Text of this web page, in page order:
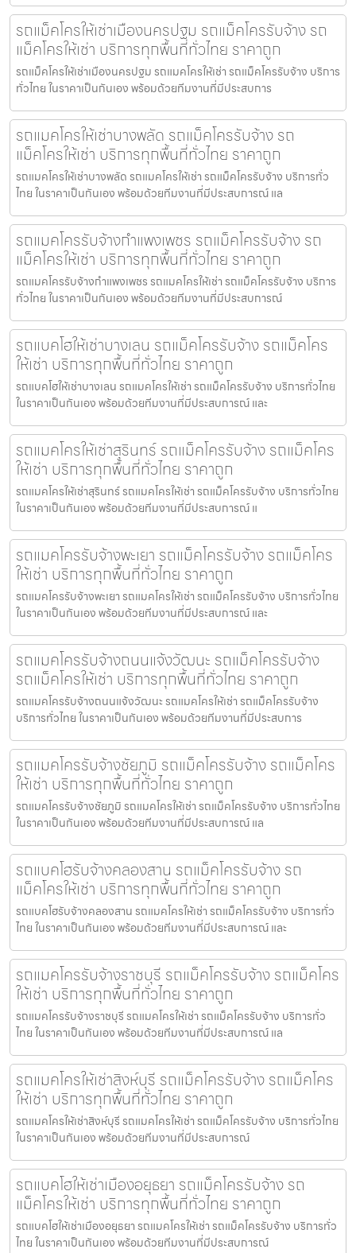
รถแม็คโครให้เช่าเมืองนครปฐม รถแม็คโครรับจ้าง รถ
แม็คโครให้เช่า บริการทุกพื้นที่ทั่วไทย ราคาถูก
รถแม็คโครให้เช่าเมืองนครปฐม รถแมคโครให้เช่า รถแม็คโครรับจ้าง บริการ
ทั่วไทย ในราคาเป็นกันเอง พร้อมด้วยทีมงานที่มีประสบการ
รถแมคโครให้เช่าบางพลัด รถแม็คโครรับจ้าง รถ
แม็คโครให้เช่า บริการทุกพื้นที่ทั่วไทย ราคาถูก
รถแมคโครให้เช่าบางพลัด รถแมคโครให้เช่า รถแม็คโครรับจ้าง บริการทั่ว
ไทย ในราคาเป็นกันเอง พร้อมด้วยทีมงานที่มีประสบการณ์ แล
รถแมคโครรับจ้างกำแพงเพชร รถแม็คโครรับจ้าง รถ
แม็คโครให้เช่า บริการทุกพื้นที่ทั่วไทย ราคาถูก
รถแมคโครรับจ้างกำแพงเพชร รถแมคโครให้เช่า รถแม็คโครรับจ้าง บริการ
ทั่วไทย ในราคาเป็นกันเอง พร้อมด้วยทีมงานที่มีประสบการณ์
รถแบคโฮให้เช่าบางเลน รถแม็คโครรับจ้าง รถแม็คโคร
ให้เช่า บริการทุกพื้นที่ทั่วไทย ราคาถูก
รถแบคโฮให้เช่าบางเลน รถแมคโครให้เช่า รถแม็คโครรับจ้าง บริการทั่วไทย
ในราคาเป็นกันเอง พร้อมด้วยทีมงานที่มีประสบการณ์ และ
รถแมคโครให้เช่าสุรินทร์ รถแม็คโครรับจ้าง รถแม็คโคร
ให้เช่า บริการทุกพื้นที่ทั่วไทย ราคาถูก
รถแมคโครให้เช่าสุรินทร์ รถแมคโครให้เช่า รถแม็คโครรับจ้าง บริการทั่วไทย
ในราคาเป็นกันเอง พร้อมด้วยทีมงานที่มีประสบการณ์ แ
รถแมคโครรับจ้างพะเยา รถแม็คโครรับจ้าง รถแม็คโคร
ให้เช่า บริการทุกพื้นที่ทั่วไทย ราคาถูก
รถแมคโครรับจ้างพะเยา รถแมคโครให้เช่า รถแม็คโครรับจ้าง บริการทั่วไทย
ในราคาเป็นกันเอง พร้อมด้วยทีมงานที่มีประสบการณ์ และ
รถแมคโครรับจ้างถนนแจ้งวัฒนะ รถแม็คโครรับจ้าง
รถแม็คโครให้เช่า บริการทุกพื้นที่ทั่วไทย ราคาถูก
รถแมคโครรับจ้างถนนแจ้งวัฒนะ รถแมคโครให้เช่า รถแม็คโครรับจ้าง
บริการทั่วไทย ในราคาเป็นกันเอง พร้อมด้วยทีมงานที่มีประสบการ
รถแมคโครรับจ้างชัยภูมิ รถแม็คโครรับจ้าง รถแม็คโคร
ให้เช่า บริการทุกพื้นที่ทั่วไทย ราคาถูก
รถแมคโครรับจ้างชัยภูมิ รถแมคโครให้เช่า รถแม็คโครรับจ้าง บริการทั่วไทย
ในราคาเป็นกันเอง พร้อมด้วยทีมงานที่มีประสบการณ์ แล
รถแบคโฮรับจ้างคลองสาน รถแม็คโครรับจ้าง รถ
แม็คโครให้เช่า บริการทุกพื้นที่ทั่วไทย ราคาถูก
รถแบคโฮรับจ้างคลองสาน รถแมคโครให้เช่า รถแม็คโครรับจ้าง บริการทั่ว
ไทย ในราคาเป็นกันเอง พร้อมด้วยทีมงานที่มีประสบการณ์ และ
รถแมคโครรับจ้างราชบุรี รถแม็คโครรับจ้าง รถแม็คโคร
ให้เช่า บริการทุกพื้นที่ทั่วไทย ราคาถูก
รถแมคโครรับจ้างราชบุรี รถแมคโครให้เช่า รถแม็คโครรับจ้าง บริการทั่ว
ไทย ในราคาเป็นกันเอง พร้อมด้วยทีมงานที่มีประสบการณ์ แล
รถแมคโครให้เช่าสิงห์บุรี รถแม็คโครรับจ้าง รถแม็คโคร
ให้เช่า บริการทุกพื้นที่ทั่วไทย ราคาถูก
รถแมคโครให้เช่าสิงห์บุรี รถแมคโครให้เช่า รถแม็คโครรับจ้าง บริการทั่วไทย
ในราคาเป็นกันเอง พร้อมด้วยทีมงานที่มีประสบการณ์
รถแบคโฮให้เช่าเมืองอยุธยา รถแม็คโครรับจ้าง รถ
แม็คโครให้เช่า บริการทุกพื้นที่ทั่วไทย ราคาถูก
รถแบคโฮให้เช่าเมืองอยุธยา รถแมคโครให้เช่า รถแม็คโครรับจ้าง บริการทั่ว
ไทย ในราคาเป็นกันเอง พร้อมด้วยทีมงานที่มีประสบการณ์